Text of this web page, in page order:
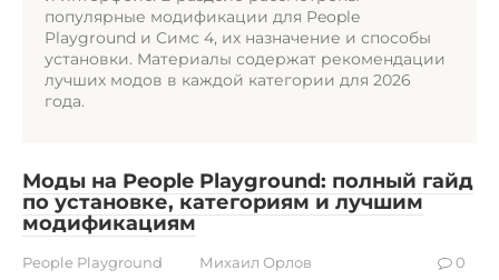
популярные модификации для People
Playground и Симс 4, их назначение и способы
установки. Материалы содержат рекомендации
лучших модов в каждой категории для 2026
года.
Моды на People Playground: полный гайд
по установке, категориям и лучшим
модификациям
People Playground Михаил Орлов 0